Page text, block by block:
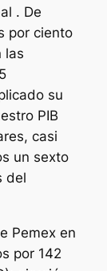
. De
por ciento
las
su
PIB
casi
un sexto
del
Pemex en
por 142